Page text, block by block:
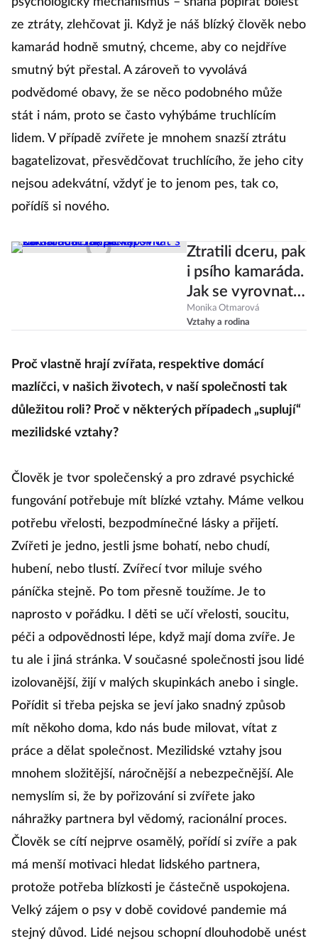
ze ztráty, zlehčovat ji. Když je náš blízký člověk nebo
kamarád hodně smutný, chceme, aby co nejdříve
smutný být přestal. A zároveň to vyvolává
podvědomé obavy, že se něco podobného může
stát i nám, proto se často vyhýbáme truchlícím
lidem. V případě zvířete je mnohem snazší ztrátu
bagatelizovat, přesvědčovat truchlícího, že jeho city
nejsou adekvátní, vždyť je to jenom pes, tak co,
pořídíš si nového.
Ztratili dceru, pak
i psího kamaráda.
Jak se vyrovnat s
odchodem
mazlíčka?
Monika Otmarová
Vztahy a rodina
Proč vlastně hrají zvířata, respektive domácí
mazlíčci, v našich životech, v naší společnosti tak
důležitou roli? Proč v některých případech „suplují“
mezilidské vztahy?
Člověk je tvor společenský a pro zdravé psychické
fungování potřebuje mít blízké vztahy. Máme velkou
potřebu vřelosti, bezpodmínečné lásky a přijetí.
Zvířeti je jedno, jestli jsme bohatí, nebo chudí,
hubení, nebo tlustí. Zvířecí tvor miluje svého
páníčka stejně. Po tom přesně toužíme. Je to
naprosto v pořádku. I děti se učí vřelosti, soucitu,
péči a odpovědnosti lépe, když mají doma zvíře. Je
tu ale i jiná stránka. V současné společnosti jsou lidé
izolovanější, žijí v malých skupinkách anebo i single.
Pořídit si třeba pejska se jeví jako snadný způsob
mít někoho doma, kdo nás bude milovat, vítat z
práce a dělat společnost. Mezilidské vztahy jsou
mnohem složitější, náročnější a nebezpečnější. Ale
nemyslím si, že by pořizování si zvířete jako
náhražky partnera byl vědomý, racionální proces.
Člověk se cítí nejprve osamělý, pořídí si zvíře a pak
má menší motivaci hledat lidského partnera,
protože potřeba blízkosti je částečně uspokojena.
Velký zájem o psy v době covidové pandemie má
stejný důvod. Lidé nejsou schopní dlouhodobě unést